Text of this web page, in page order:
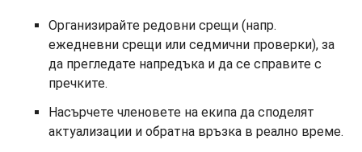
Организирайте редовни срещи (напр.
ежедневни срещи или седмични проверки), за
да прегледате напредъка и да се справите с
пречките.
Насърчете членовете на екипа да споделят
актуализации и обратна връзка в реално време.